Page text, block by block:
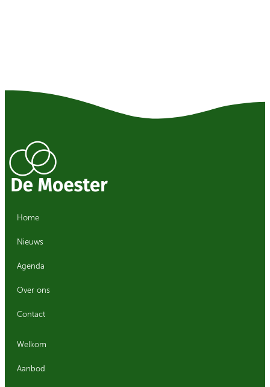
Home
Nieuws
Agenda
Over ons
Contact
Welkom
Aanbod